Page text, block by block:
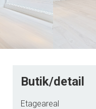
Butik/detail
Etageareal